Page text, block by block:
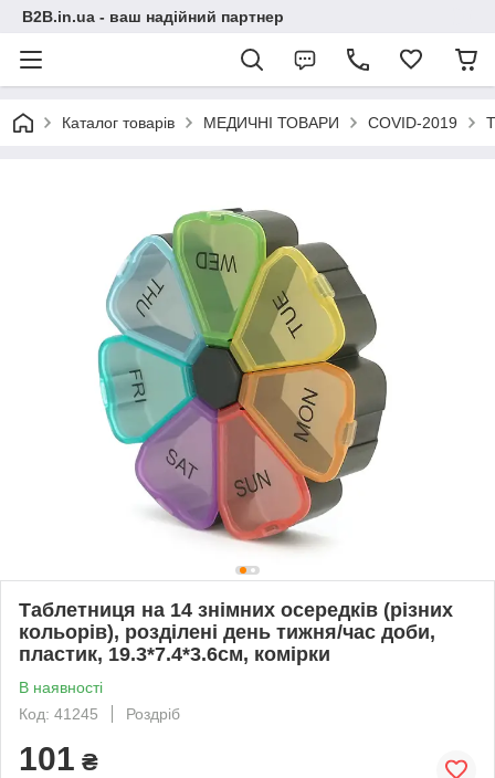
B2B.in.ua - ваш надійний партнер
Каталог товарів МЕДИЧНІ ТОВАРИ COVID-2019
Таблетниця на 14 знімних осередків (різних
кольорів), розділені день тижня/час доби,
пластик, 19.3*7.4*3.6см, комірки
В наявності
Код: 41245
Роздріб
101 ₴